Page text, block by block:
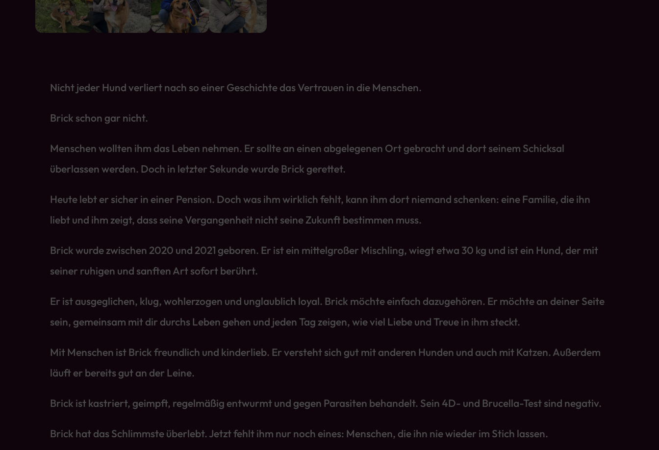
Nicht jeder Hund verliert nach so einer Geschichte das Vertrauen in die Menschen.
Brick schon gar nicht.
Menschen wollten ihm das Leben nehmen. Er sollte an einen abgelegenen Ort gebracht und dort seinem Schicksal
überlassen werden. Doch in letzter Sekunde wurde Brick gerettet.
Heute lebt er sicher in einer Pension. Doch was ihm wirklich fehlt, kann ihm dort niemand schenken: eine Familie, die ihn
liebt und ihm zeigt, dass seine Vergangenheit nicht seine Zukunft bestimmen muss.
Brick wurde zwischen 2020 und 2021 geboren. Er ist ein mittelgroßer Mischling, wiegt etwa 30 kg und ist ein Hund, der mit
seiner ruhigen und sanften Art sofort berührt.
Er ist ausgeglichen, klug, wohlerzogen und unglaublich loyal. Brick möchte einfach dazugehören. Er möchte an deiner Seite
sein, gemeinsam mit dir durchs Leben gehen und jeden Tag zeigen, wie viel Liebe und Treue in ihm steckt.
Mit Menschen ist Brick freundlich und kinderlieb. Er versteht sich gut mit anderen Hunden und auch mit Katzen. Außerdem
läuft er bereits gut an der Leine.
Brick ist kastriert, geimpft, regelmäßig entwurmt und gegen Parasiten behandelt. Sein 4D- und Brucella-Test sind negativ.
Brick hat das Schlimmste überlebt. Jetzt fehlt ihm nur noch eines: Menschen, die ihn nie wieder im Stich lassen.